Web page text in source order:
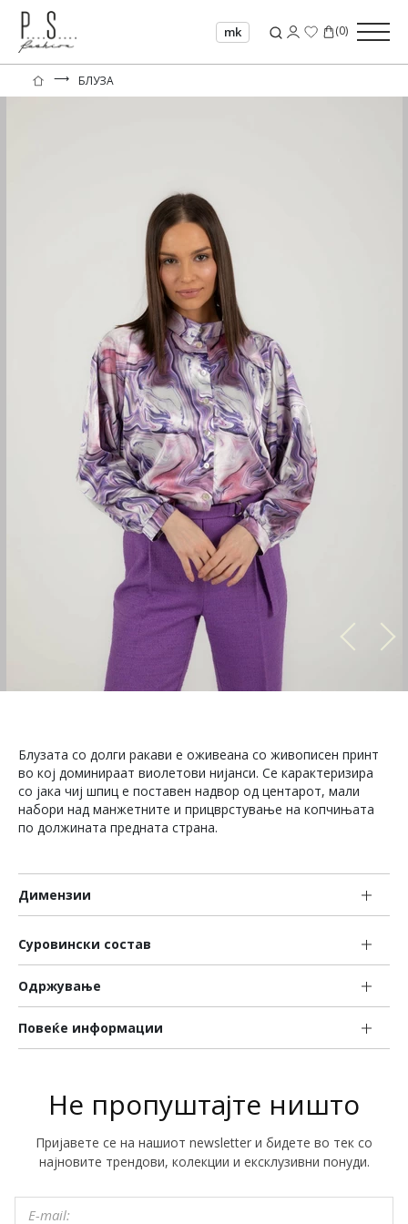
mk (0)
⟶ БЛУЗА
Блузата со долги ракави е оживеана со живописен принт
во кој доминираат виолетови нијанси. Се карактеризира
со јака чиј шпиц е поставен надвор од центарот, мали
набори над манжетните и прицврстување на копчињата
по должината предната страна.
Димензии
Суровински состав
Одржување
Повеќе информации
Не пропуштајте ништо
Пријавете се на нашиот newsletter и бидете во тек со
најновите трендови, колекции и ексклузивни понуди.